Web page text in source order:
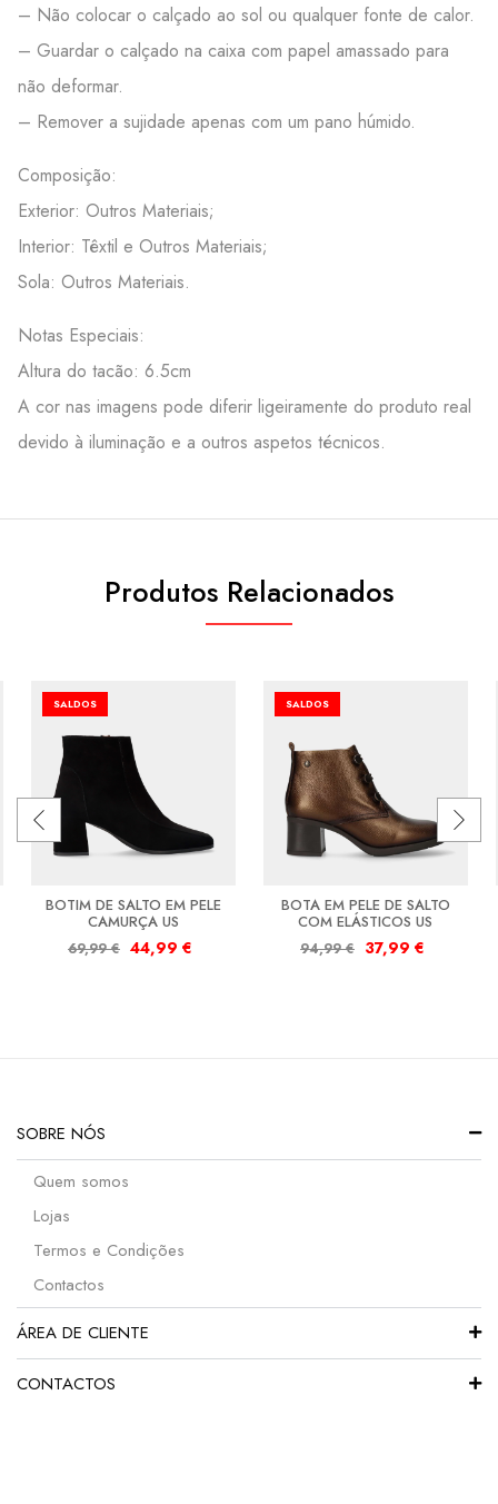
– Não colocar o calçado ao sol ou qualquer fonte de calor.
– Guardar o calçado na caixa com papel amassado para
não deformar.
– Remover a sujidade apenas com um pano húmido.
Composição:
Exterior: Outros Materiais;
Interior: Têxtil e Outros Materiais;
Sola: Outros Materiais.
Notas Especiais:
Altura do tacão: 6.5cm
A cor nas imagens pode diferir ligeiramente do produto real
devido à iluminação e a outros aspetos técnicos.
Produtos Relacionados
SALDOS
BOTIM DE SALTO EM PELE
CAMURÇA US
69,99€ 44,99 €
SALDOS
BOTA EM PELE DE SALTO
COM ELÁSTICOS US
94,99€ 37,99 €
SOBRE NÓS
Quem somos
Lojas
Termos e Condições
Contactos
ÁREA DE CLIENTE
CONTACTOS